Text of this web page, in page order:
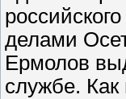
делами
Ермолов
службе. Как